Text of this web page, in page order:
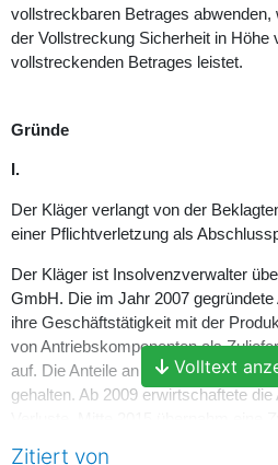
vollstreckbaren Betrages
der Vollstreckung Sicherheit in Höhe
vollstreckenden Betrages leistet.
Gründe
I.
Der Kläger verlangt von der
einer Pflichtverletzung als
Der Kläger ist Insolvenzverwalter
GmbH. Die im Jahr 2007
ihre Geschäftstätigkeit mit der
von Antriebskomponenten als
auf. Die Anteile an der A.-GmbH
gehalten. Ab 2009 erwirtschaftete
Volltext
Zitiert von